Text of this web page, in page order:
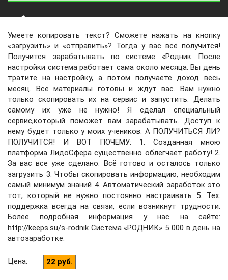
Умеете копировать текст? Сможете нажать на кнопку
«загрузить» и «отправить»? Тогда у вас всё получится!
Получится зарабатывать по системе «Родник После
настройки система работает сама около месяца. Вы день
тратите на настройку, а потом получаете доход весь
месяц. Все материалы готовы и ждут вас. Вам нужно
только скопировать их на сервис и запустить. Делать
самому их уже не нужно! Я сделал специальный
сервис,который поможет вам зарабатывать. Доступ к
нему будет только у моих учеников. А ПОЛУЧИТЬСЯ ЛИ?
ПОЛУЧИТСЯ! И ВОТ ПОЧЕМУ: 1. Созданная мною
платформа ЛидоСфера существенно облегчает работу! 2.
За вас все уже сделано. Всё готово и осталось только
загрузить 3. Чтобы скопировать информацию, необходим
самый минимум знаний 4. Автоматический заработок это
тот, который не нужно постоянно настраивать 5. Тех.
поддержка всегда на связи, если возникнут трудности.
Более подробная информация у нас на сайте:
http://keeps.su/s-rodnik Система «РОДНИК» 5 000 в день на
автозаработке.
Цена: 22 руб.